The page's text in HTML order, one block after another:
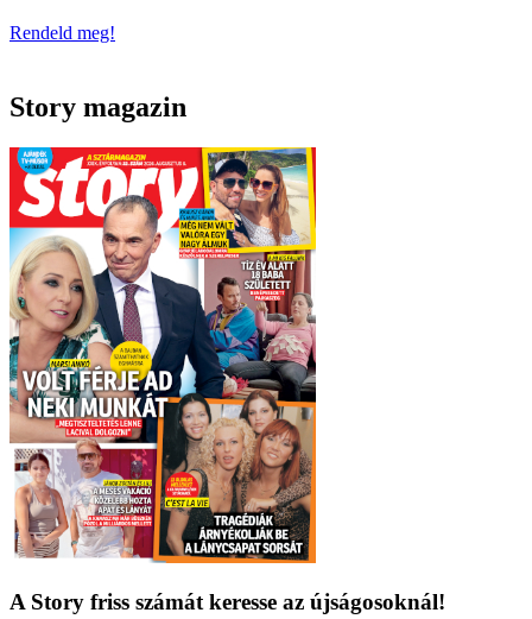
Rendeld meg!
Story magazin
A Story friss számát keresse az újságosoknál!